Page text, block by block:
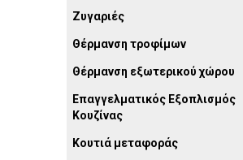
Ζυγαριές
Θέρμανση τροφίμων
Θέρμανση εξωτερικού χώρου
Επαγγελματικός Εξοπλισμός
Κουζίνας
Κουτιά μεταφοράς